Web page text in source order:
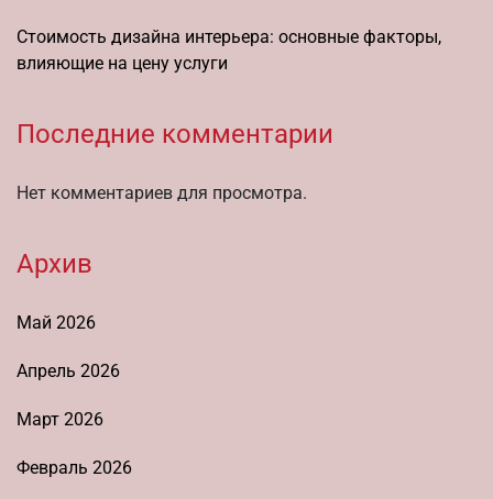
Стоимость дизайна интерьера: основные факторы,
влияющие на цену услуги
Последние комментарии
Нет комментариев для просмотра.
Архив
Май 2026
Апрель 2026
Март 2026
Февраль 2026